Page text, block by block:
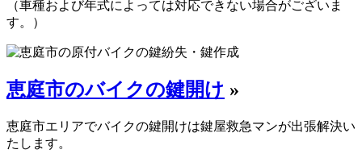
（車種および年式によっては対応できない場合がございま
す。）
恵庭市のバイクの鍵開け »
恵庭市エリアでバイクの鍵開けは鍵屋救急マンが出張解決い
たします。